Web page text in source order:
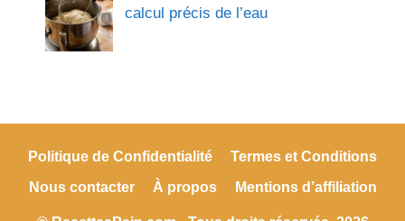
calcul précis de l’eau
Politique de Confidentialité
Termes et Conditions
Nous contacter
À propos Mentions d’affiliation